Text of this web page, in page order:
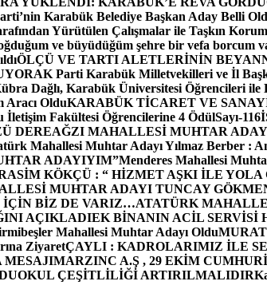
Karabük Belediye Başkan Aday Belli
Yürütülen Çalışmalar ile Taşkın
ve büyüdüğüm şehre bir vefa borcum
ÖLÇÜ VE TARTI ALETLERİNİN
AK Parti Karabük Milletvekilleri ve İl
Dağlı, Karabük Üniversitesi Öğrencileri ile
Aracı OlduKARABÜK TİCARET VE
Fakültesi Öğrencilerine 4 ÖdülSayı-116
DEREAĞZI MAHALLESİ MUHTAR
Mahallesi Muhtar Adayı Yılmaz Berber :
ADAYIYIM”Menderes Mahallesi
KÖKÇÜ : “ HİZMET AŞKI İLE YOLA
MUHTAR ADAYI TUNCAY
İÇİN BİZ DE VARIZ…ATATÜRK
AÇIKLADIEK BİNANIN ACİL SERVİSİ
Mahallesi Muhtar Adayı Oldu
ZiyaretÇAYLI : KADROLARIMIZ İLE
MESAJIMARZINC A.Ş , 29 EKİM
OKUL ÇEŞİTLİLİĞİ ARTIRILMALIDIR